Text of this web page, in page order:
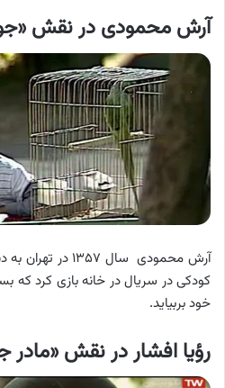
آرش محمودی در نقش
آرش محمودی سال
کودکی در سریال در خانه بازی کرد که
خود بربیاید.
رؤیا افشار در نقش «مادر